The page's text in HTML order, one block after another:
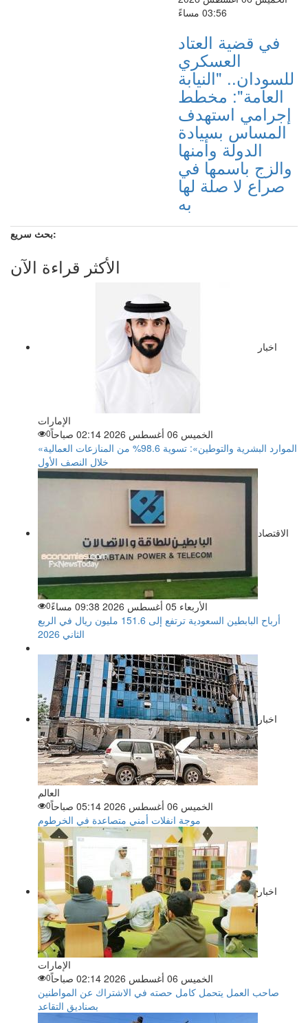
03:56 مساءً
في قضية العتاد
العسكري
للسودان.. "النيابة
العامة": مخطط
إجرامي استهدف
المساس بسيادة
الدولة وأمنها
والزج باسمها في
صراع لا صلة لها
به
بحث سريع:
الأكثر قراءة الآن
اخبار
الإمارات
الخميس 06 أغسطس 2026 02:14 صباحاً
0
«الموارد البشرية والتوطين»: تسوية 98.6% من المنازعات العمالية
خلال النصف الأول
الاقتصاد
الأربعاء 05 أغسطس 2026 09:38 مساءً 0
أرباح البابطين السعودية ترتفع إلى 151.6 مليون ريال في الربع
الثاني 2026
اخبار
العالم
الخميس 06 أغسطس 2026 05:14 صباحاً
0
موجة انفلات أمني متصاعدة في الخرطوم
اخبار
الإمارات
الخميس 06 أغسطس 2026 02:14 صباحاً
0
صاحب العمل يتحمل كامل حصته في الاشتراك عن المواطنين
بصناديق التقاعد